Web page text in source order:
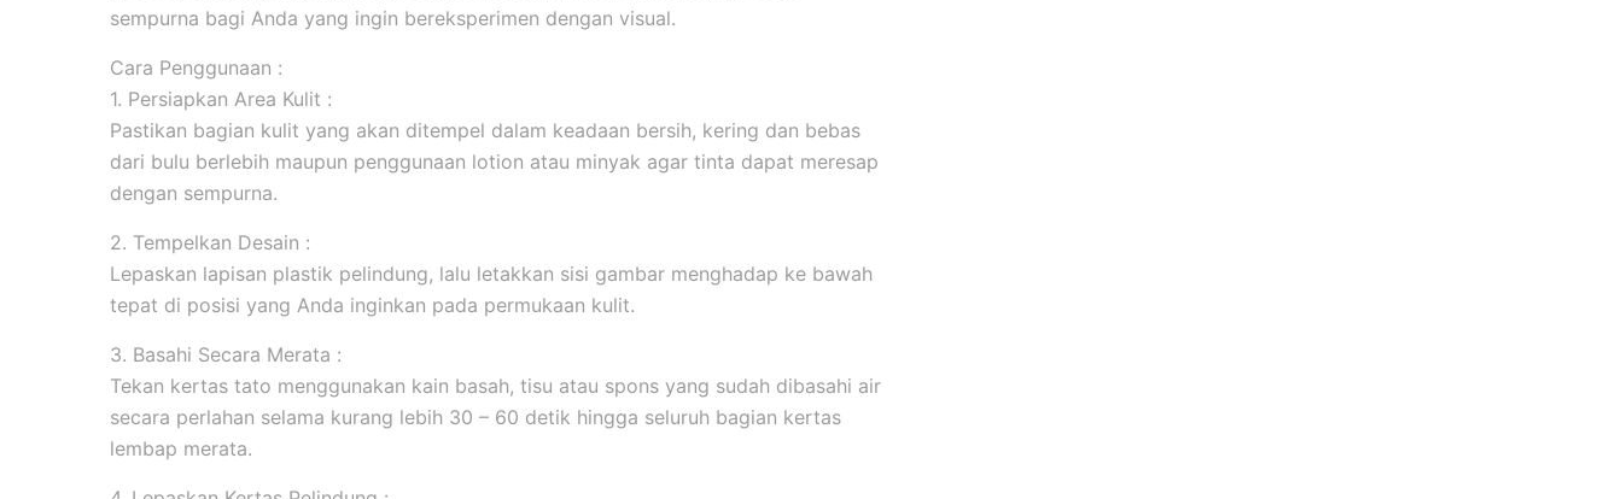
sempurna bagi Anda yang ingin bereksperimen dengan visual.
Cara Penggunaan :
1. Persiapkan Area Kulit :
Pastikan bagian kulit yang akan ditempel dalam keadaan bersih, kering dan bebas
dari bulu berlebih maupun penggunaan lotion atau minyak agar tinta dapat meresap
dengan sempurna.
2. Tempelkan Desain :
Lepaskan lapisan plastik pelindung, lalu letakkan sisi gambar menghadap ke bawah
tepat di posisi yang Anda inginkan pada permukaan kulit.
3. Basahi Secara Merata :
Tekan kertas tato menggunakan kain basah, tisu atau spons yang sudah dibasahi air
secara perlahan selama kurang lebih 30 – 60 detik hingga seluruh bagian kertas
lembap merata.